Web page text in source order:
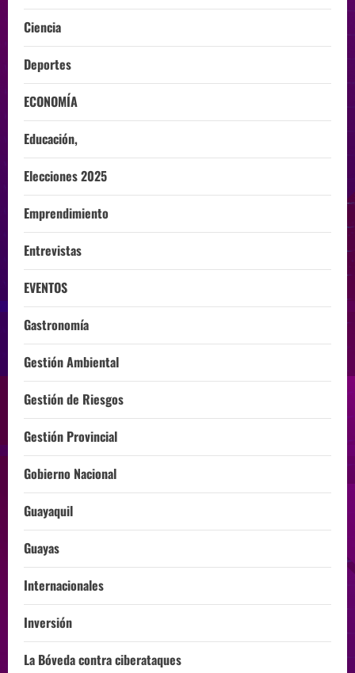
Ciencia
Deportes
ECONOMÍA
Educación,
Elecciones 2025
Emprendimiento
Entrevistas
EVENTOS
Gastronomía
Gestión Ambiental
Gestión de Riesgos
Gestión Provincial
Gobierno Nacional
Guayaquil
Guayas
Internacionales
Inversión
La Bóveda contra ciberataques